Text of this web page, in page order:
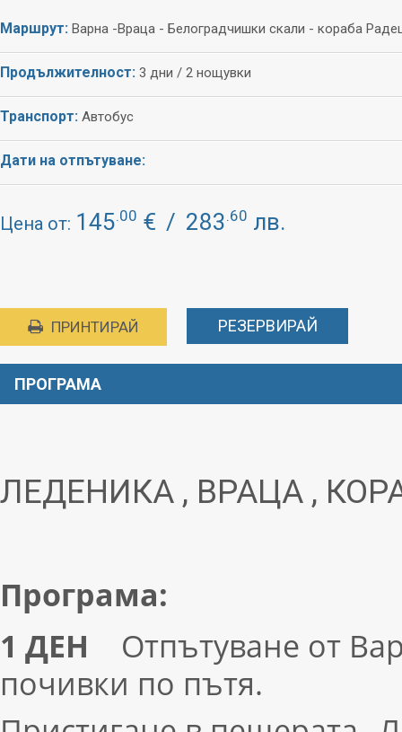
Маршрут: Варна -Враца - Белоградчишки скали - кораба
Продължителност: 3 дни / 2 нощувки
Транспорт: Автобус
Дати на отпътуване:
Цена от: 145.00 € / 283.60 лв.
ПРИНТИРАЙ РЕЗЕРВИРАЙ
ПРОГРАМА
ЛЕДЕНИКА , ВРАЦА ,
Програма:
1 ДЕН Отпътуване от
почивки по пътя.